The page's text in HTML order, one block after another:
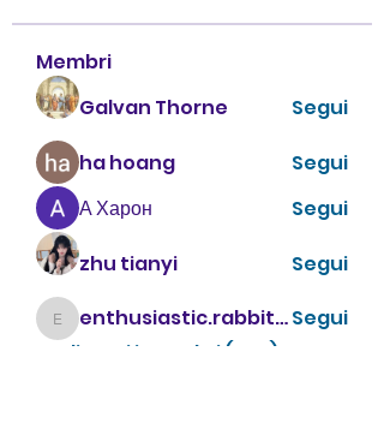
Membri
Galvan Thorne
Segui
ha hoang
Segui
А Харон
Segui
zhu tianyi
Segui
enthusiastic.rabbit.uhur enthusiastic.rabbit.uhurSegui
Vedi tutti i membri (475)